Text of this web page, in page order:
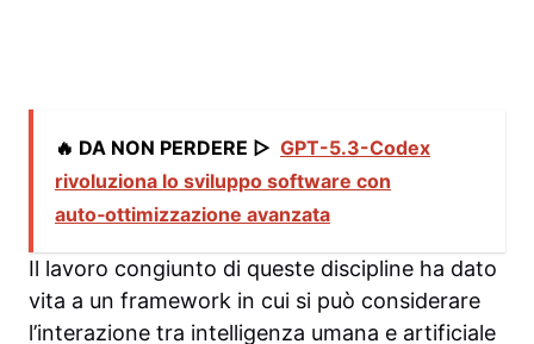
🔥 DA NON PERDERE ▷ GPT-5.3-Codex
rivoluziona lo sviluppo software con
auto‑ottimizzazione avanzata
Il lavoro congiunto di queste discipline ha dato
vita a un framework in cui si può considerare
l’interazione tra intelligenza umana e artificiale